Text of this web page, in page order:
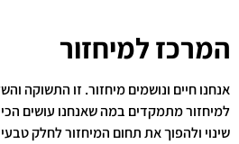
המרכז למיחזור
אנחנו חיים ונושמים מיחזור. זו התשוקה
למיחזור מתמקדים במה שאנחנו עושים הכי
שינוי ולהפוך את תחום המיחזור לחלק